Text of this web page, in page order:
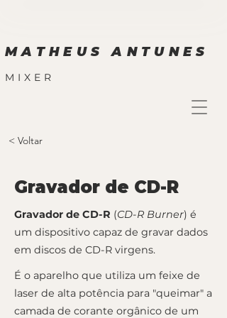
MATHEUS ANTUNES
MIXER
< Voltar
Gravador de CD-R
Gravador de CD-R (CD-R Burner) é
um dispositivo capaz de gravar dados
em discos de CD-R virgens.
É o aparelho que utiliza um feixe de
laser de alta potência para "queimar" a
camada de corante orgânico de um